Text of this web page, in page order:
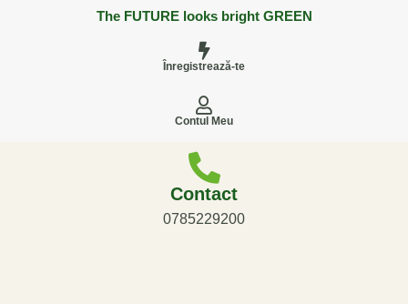
The FUTURE looks bright GREEN
Înregistrează-te
Contul Meu
Contact
0785229200